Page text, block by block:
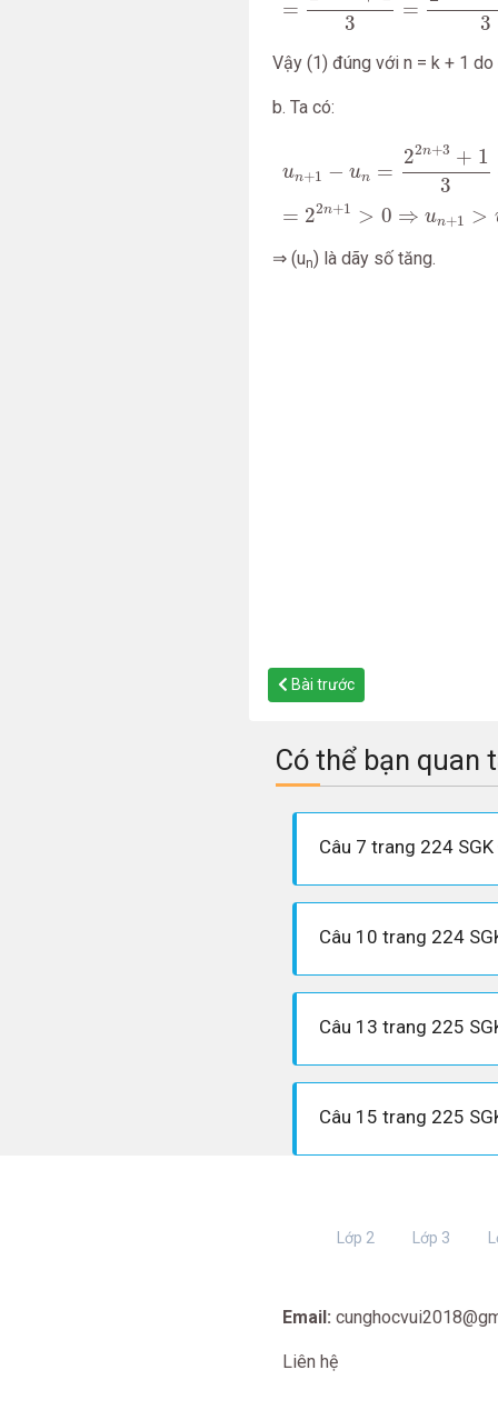
=
3
=
3
Vậy (1) đúng với n = k + 1
b. Ta có:
un+1 − un =
22n+3 + 1
3
= 22n+1 > 0 ⇒ un+1 >
3 1
⇒ (un) là dãy số tăng.
Bài trước
Có thể bạn quan
Lớp 2 Lớp 3
Email:
Liên hệ